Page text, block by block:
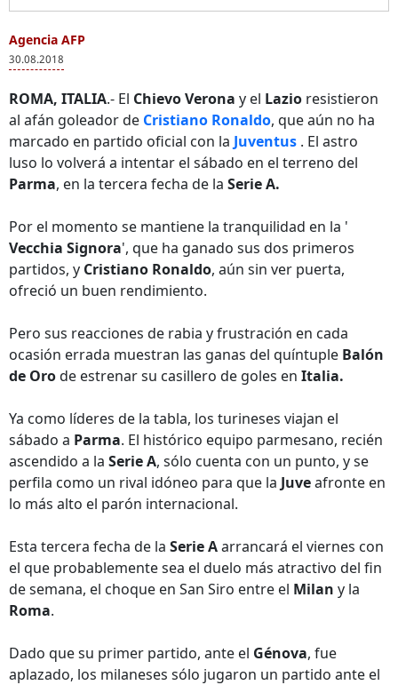
Agencia AFP
30.08.2018
ROMA, ITALIA.- El Chievo Verona y el Lazio resistieron
al afán goleador de Cristiano Ronaldo, que aún no ha
marcado en partido oficial con la Juventus . El astro
luso lo volverá a intentar el sábado en el terreno del
Parma, en la tercera fecha de la Serie A.
Por el momento se mantiene la tranquilidad en la '
Vecchia Signora', que ha ganado sus dos primeros
partidos, y Cristiano Ronaldo, aún sin ver puerta,
ofreció un buen rendimiento.
Pero sus reacciones de rabia y frustración en cada
ocasión errada muestran las ganas del quíntuple Balón
de Orode estrenar su casillero de goles en Italia.
Ya como líderes de la tabla, los turineses viajan el
sábado a Parma. El histórico equipo parmesano, recién
ascendido a la Serie A, sólo cuenta con un punto, y se
perfila como un rival idóneo para que la Juveafronte en
lo más alto el parón internacional.
Esta tercera fecha de la Serie Aarrancará el viernes con
el que probablemente sea el duelo más atractivo del fin
de semana, el choque en San Siro entre el Milan y la
Roma.
Dado que su primer partido, ante el Génova, fue
aplazado, los milaneses sólo jugaron un partido ante el